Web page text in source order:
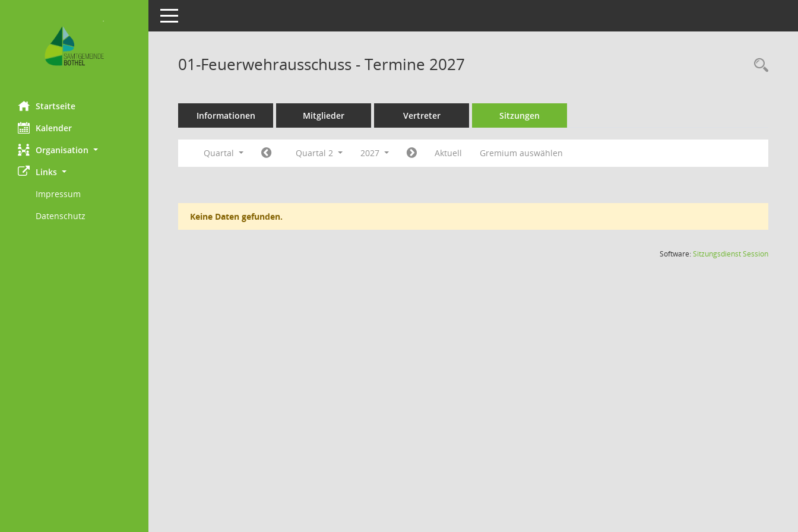
Startseite
Kalender
Organisation
Links
Impressum
Datenschutz
Toggle navigation
01-Feuerwehrausschuss - Termine 2027
Informationen Mitglieder Vertreter Sitzungen
Quartal Quartal 2 2027 Aktuell Gremium auswählen
Keine Daten gefunden.
Software:SitzungsdienstSession(Wird in